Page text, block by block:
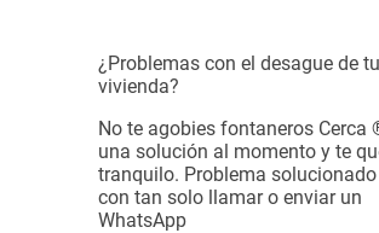
¿Problemas con el desague de tu
vivienda?
No te agobies fontaneros Cerca
una solución al momento y te
tranquilo. Problema
con tan solo llamar o enviar un
WhatsApp